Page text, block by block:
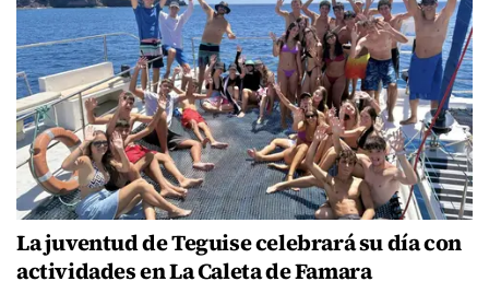
La juventud de Teguise celebrará su día con
actividades en La Caleta de Famara